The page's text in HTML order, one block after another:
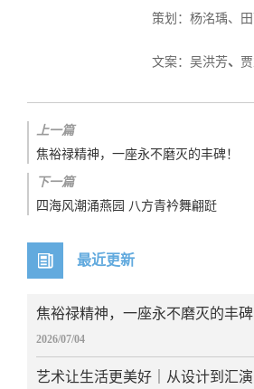
策划：杨洺瑀、
文案：吴洪芳、
上一篇
焦裕禄精神，一座永不磨灭的丰碑！
下一篇
四海风潮涌燕园 八方青衿舞翩跹
最近更新
焦裕禄精神，一座永不磨灭的丰碑
2026/07/04
艺术让生活更美好｜从设计到汇